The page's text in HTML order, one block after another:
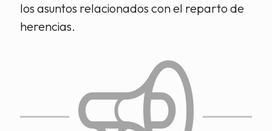
los asuntos relacionados con el reparto de
herencias.